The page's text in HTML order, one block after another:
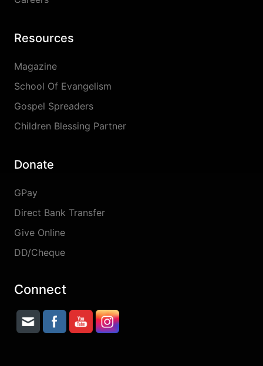
Resources
Magazine
School Of Evangelism
Gospel Spreaders
Children Blessing Partner
Donate
GPay
Direct Bank Transfer
Give Online
DD/Cheque
Connect